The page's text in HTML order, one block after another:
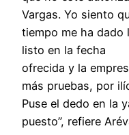
Vargas. Yo siento
tiempo me ha dado
listo en la fecha
ofrecida y la
más pruebas, por
Puse el dedo en la
puesto”, refiere